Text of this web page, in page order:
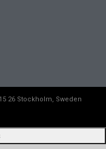
26 Stockholm, Sweden